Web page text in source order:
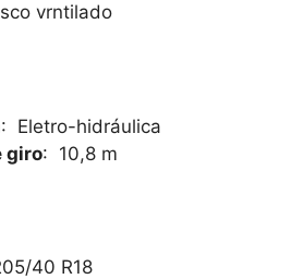
vrntilado
: Eletro-hidráulica
giro: 10,8 m
40 R18